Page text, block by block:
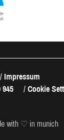
Impressum
945
Cookie
with ♡ in munich